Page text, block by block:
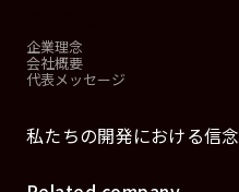
企業理念
会社概要
代表メッセージ
私たちの開発における信念